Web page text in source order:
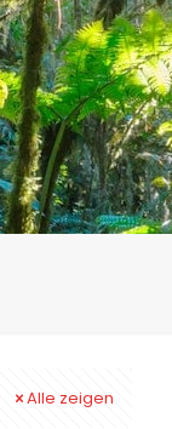
Alle zeigen